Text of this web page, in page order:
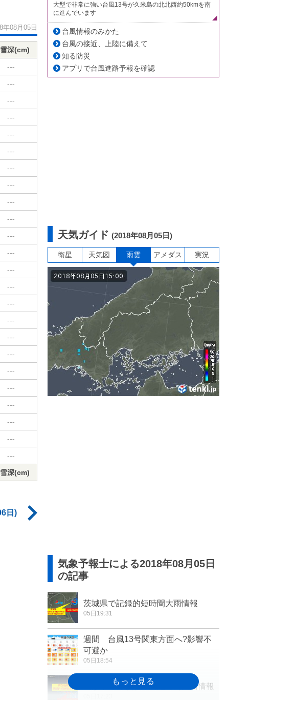
年08月05日
深(cm)
---
---
---
---
---
---
---
---
---
---
---
---
---
---
---
---
---
---
---
---
---
---
---
---
深(cm)
日)
大型で非常に強い台風13号が久米島の北北西約50kmを南
に進んでいます
台風情報のみかた
台風の接近、上陸に備えて
知る防災
アプリで台風進路予報を確認
天気ガイド (2018年08月05日)
衛星 天気図 雨雲 アメダス 実況
気象予報士による2018年08月05日
の記事
茨城県で記録的短時間大雨情報
05日19:31
週間 台風13号関東方面へ?影響不
可避か
05日18:54
山形県で再び記録的短時間大雨情報